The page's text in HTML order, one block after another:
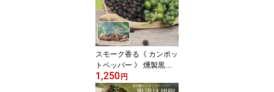
ブラックペッパー 粒胡椒
高級調味料 バーベキュー
スパイス 黒胡椒 スパイ
ス 調味料 香辛料 コショ
ウ
スモーク香る《 カンポッ
トペッパー 》 燻製黒胡
椒 粒 25g カンボジア オ
ーガニック 最高級 こし
1,250円